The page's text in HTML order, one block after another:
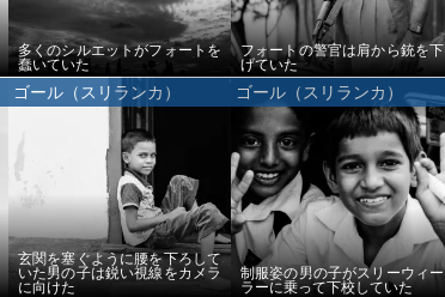
多くのシルエットがフォートを
蠢いていた
フォートの警官は肩から銃を下
げていた
ゴール（スリランカ）
玄関を塞ぐように腰を下ろして
いた男の子は鋭い視線をカメラ
に向けた
ゴール（スリランカ）
制服姿の男の子がスリーウィー
ラーに乗って下校していた